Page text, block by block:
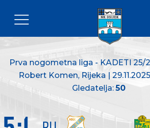
Prva nogometna liga - KADETI 25/
Robert Komen, Rijeka |
Gledatelja:50